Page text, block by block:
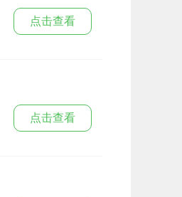
点击查看
点击查看